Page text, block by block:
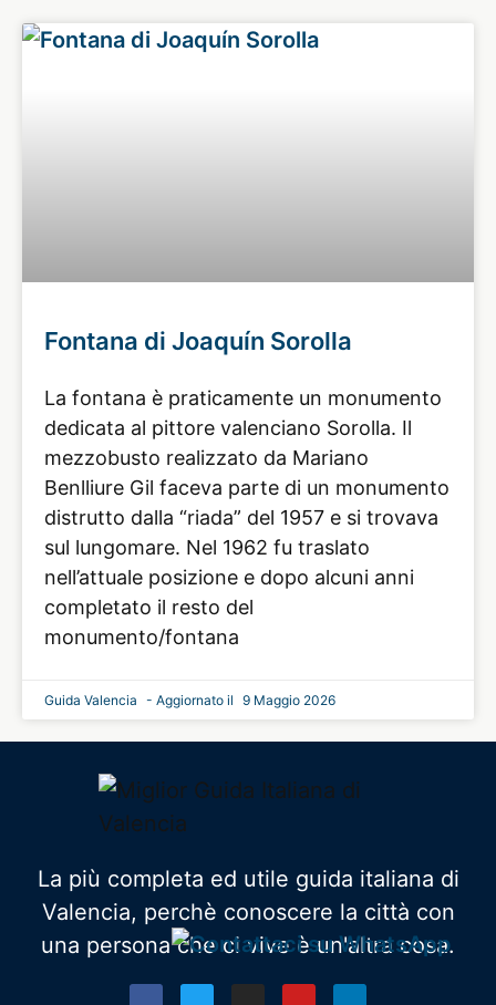
Fontana di Joaquín Sorolla
La fontana è praticamente un monumento
dedicata al pittore valenciano Sorolla. Il
mezzobusto realizzato da Mariano
Benlliure Gil faceva parte di un monumento
distrutto dalla “riada” del 1957 e si trovava
sul lungomare. Nel 1962 fu traslato
nell’attuale posizione e dopo alcuni anni
completato il resto del
monumento/fontana
Guida Valencia 9 Maggio 2026
La più completa ed utile guida italiana di
Valencia, perchè conoscere la città con
una persona che ci vive è un'altra cosa.